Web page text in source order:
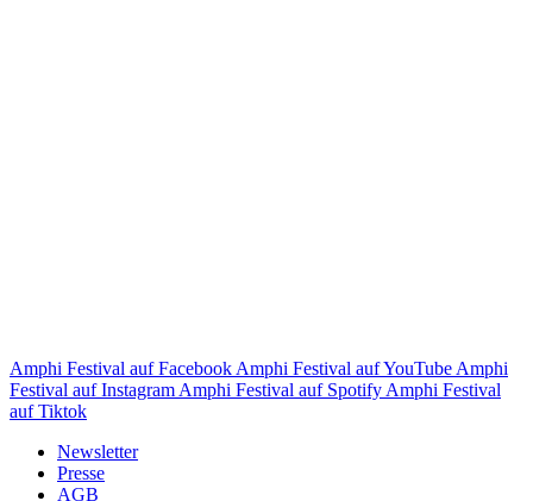
Amphi Festival auf FacebookAmphi Festival auf YouTubeAmphi
Festival auf InstagramAmphi Festival auf SpotifyAmphi Festival
auf Tiktok
Newsletter
Presse
AGB